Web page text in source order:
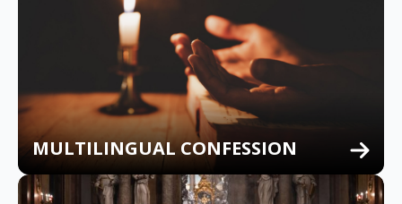
MULTILINGUAL CONFESSION